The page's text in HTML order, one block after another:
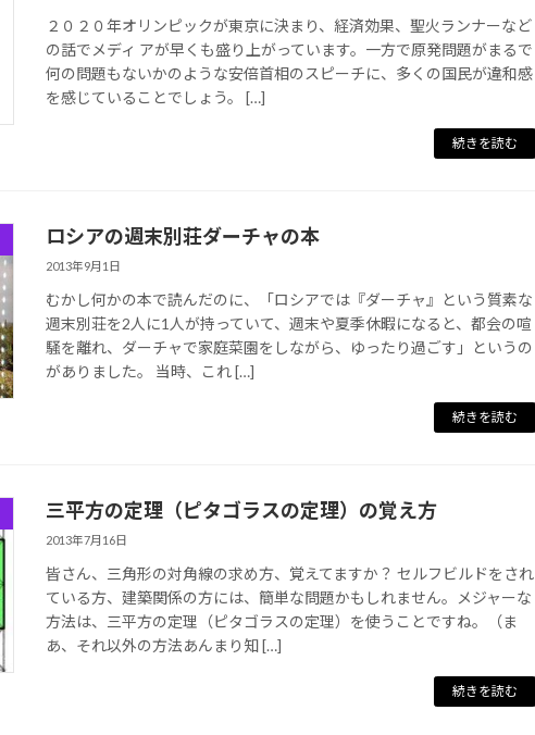
２０２０年オリンピックが東京に決まり、経済効果、聖火ランナーなど
の話でメディ アが早くも盛り上がっています。一方で原発問題がまるで
何の問題もないかのような安倍首相のスピーチに、多くの国民が違和感
を感じていることでしょう。 […]
続きを読む
ロシアの週末別荘ダーチャの本
2013年9月1日
むかし何かの本で読んだのに、「ロシアでは『ダーチャ』という質素な
週末別荘を2人に1人が持っていて、週末や夏季休暇になると、都会の喧
騒を離れ、ダーチャで家庭菜園をしながら、ゆったり過ごす」というの
がありました。 当時、これ […]
続きを読む
三平方の定理（ピタゴラスの定理）の覚え方
2013年7月16日
皆さん、三角形の対角線の求め方、覚えてますか？ セルフビルドをされ
ている方、建築関係の方には、簡単な問題かもしれません。メジャーな
方法は、三平方の定理（ピタゴラスの定理）を使うことですね。（ま
あ、それ以外の方法あんまり知 […]
続きを読む